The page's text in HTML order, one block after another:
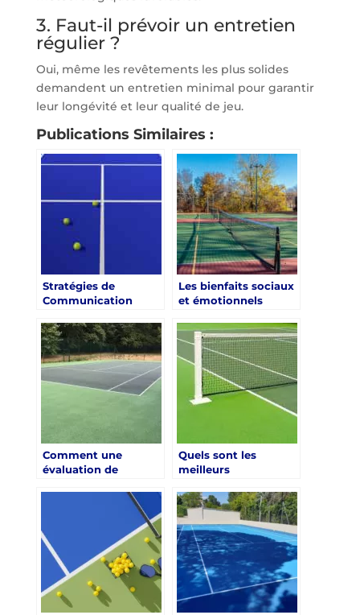
3. Faut-il prévoir un entretien
régulier ?
Oui, même les revêtements les plus solides
demandent un entretien minimal pour garantir
leur longévité et leur qualité de jeu.
Publications Similaires :
Stratégies de
Communication
Construction de
Courts de Tennis à
Nice dans les
Campings
Les bienfaits sociaux
et émotionnels
tennis dans les
résidences pour
seniors à Nice
Comment une
évaluation de
environnemental
peut-elle améliorer
construction pour
minimiser les
perturbations de la
communauté locale
pendant la
Quels sont les
meilleurs
la construction d’un
court de tennis à
Nice ?